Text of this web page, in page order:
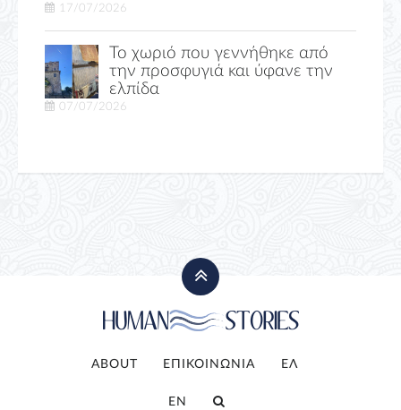
17/07/2026
Το χωριό που γεννήθηκε από
την προσφυγιά και ύφανε την
ελπίδα
07/07/2026
ABOUT ΕΠΙΚΟΙΝΩΝΙΑ ΕΛ
EN